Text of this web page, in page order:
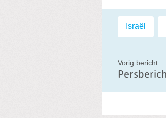
e
l
t
b
Labels:
Israël
Vorig bericht